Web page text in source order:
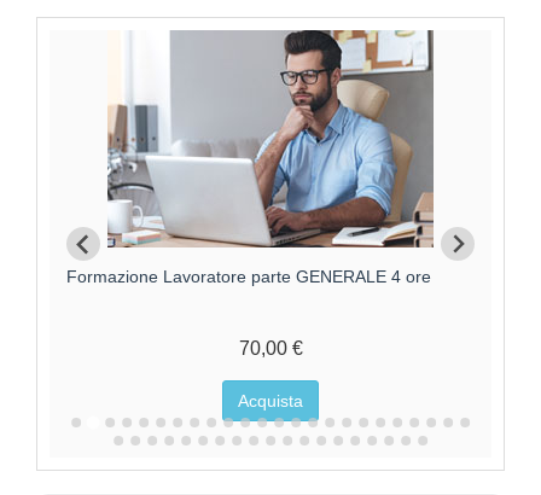
Formazione Lavoratore parte GENERALE 4 ore
70,00 €
Acquista